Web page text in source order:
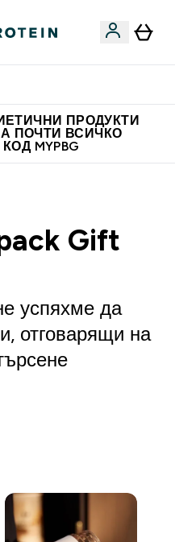
ПРОДУКТИ
ПОЧТИ ВСИЧКО
MYPBG
Gift
успяхме да
отговарящи на